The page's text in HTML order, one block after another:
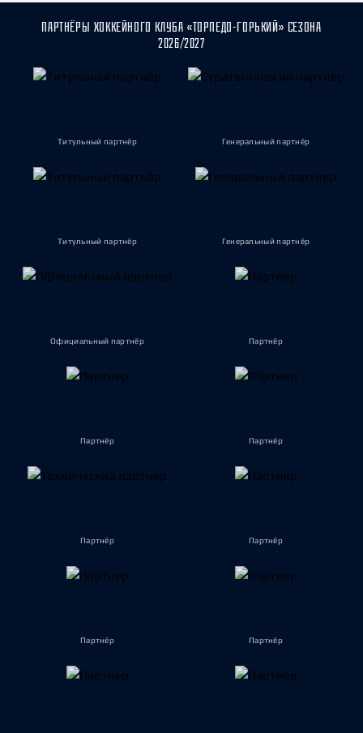
ПАРТНЁРЫ ХОККЕЙНОГО КЛУБА «ТОРПЕДО-ГОРЬКИЙ» СЕЗОНА
2026/2027
Титульный партнёр Генеральный партнёр
Титульный партнёр Генеральный партнёр
Официальный партнёр Партнёр
Партнёр Партнёр
Партнёр Партнёр
Партнёр Партнёр